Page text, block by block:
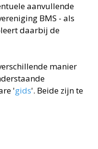
aanvullende
BMS - als
daarbij de
manier
'gids'. Beide zijn te